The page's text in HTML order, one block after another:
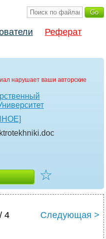
Реферат
нарушает ваши авторские
.doc
☆
4 Следующая >